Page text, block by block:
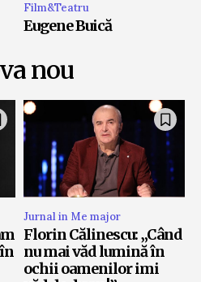
Film&Teatru
Eugene Buică
nou
Jurnal in Me major
Florin Călinescu: „Când
nu mai văd lumină în
ochii oamenilor imi